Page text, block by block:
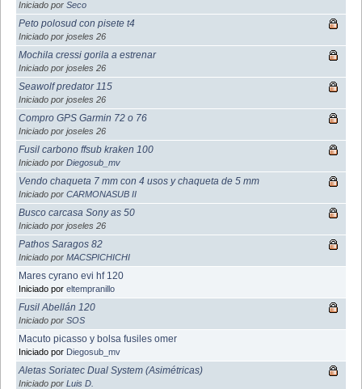
Iniciado por Seco
Peto polosud con pisete t4
Iniciado por joseles 26
Mochila cressi gorila a estrenar
Iniciado por joseles 26
Seawolf predator 115
Iniciado por joseles 26
Compro GPS Garmin 72 o 76
Iniciado por joseles 26
Fusil carbono ffsub kraken 100
Iniciado por Diegosub_mv
Vendo chaqueta 7 mm con 4 usos y chaqueta de 5 mm
Iniciado por CARMONASUB II
Busco carcasa Sony as 50
Iniciado por joseles 26
Pathos Saragos 82
Iniciado por MACSPICHICHI
Mares cyrano evi hf 120
Iniciado por eltempranillo
Fusil Abellán 120
Iniciado por SOS
Macuto picasso y bolsa fusiles omer
Iniciado por Diegosub_mv
Aletas Soriatec Dual System (Asimétricas)
Iniciado por Luis D.